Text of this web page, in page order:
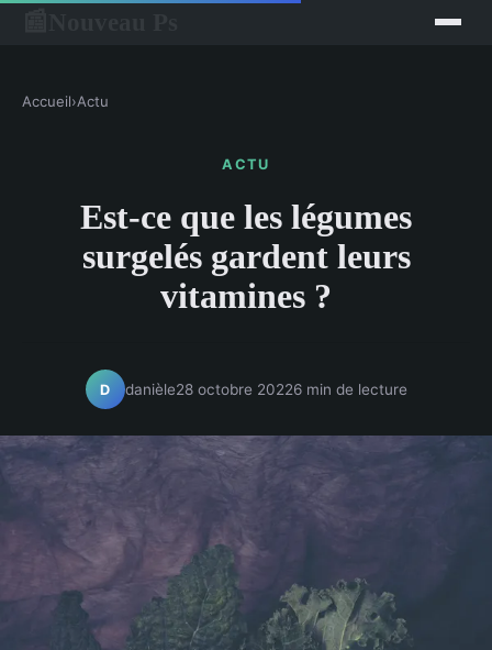
Accueil›Actu
ACTU
Est-ce que les légumes
surgelés gardent leurs
vitamines ?
D danièle28 octobre 20226 min de lecture